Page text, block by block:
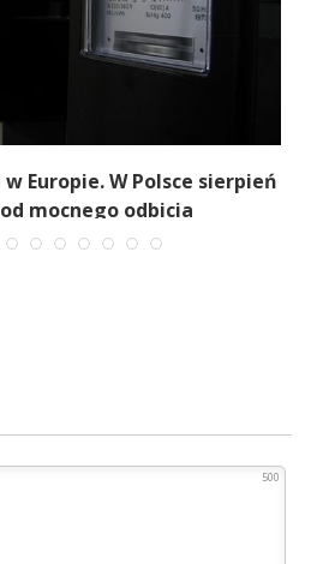
Europie. W Polsce sierpień
od mocnego odbicia
500